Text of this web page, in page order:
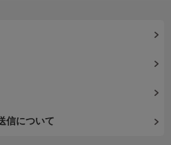
信について